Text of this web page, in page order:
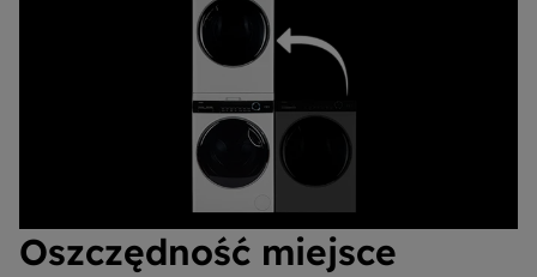
Oszczędność miejsce